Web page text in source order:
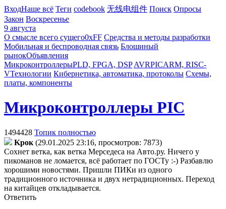
ВходНаше всё Теги codebook 无线电组件 Поиск Опросы
Закон Воскресенье
9 августа
О смысле всего сущего0xFF Средства и методы разработки
Мобильная и беспроводная связь Блошиный
рынокОбъявления
МикроконтроллерыPLD, FPGA, DSP AVRPICARM, RISC-
VТехнологии Кибернетика, автоматика, протоколы Схемы,
платы, компоненты
Микроконтроллеры PIC
1494428 Топик полностью
Kpoк (29.01.2025 23:16, просмотров: 7873)
Сохнет ветка, как ветка Мерседеса на Авто.ру. Ничего у
пикоманов не ломается, всё работает по ГОСТу :-) Разбавлю
хорошими новостями. Пришли ПИКи из одного
традиционного источника и двух нетрадиционных. Переход
на китайцев откладывается.
Ответить